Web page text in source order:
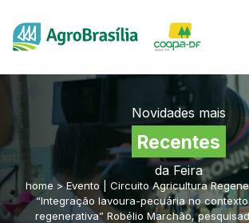
Novidades mais
Recentes
da Feira
home > Evento | Circuito Agricultura
“Integração lavoura-pecuária no
regenerativa” Robélio Marchão,